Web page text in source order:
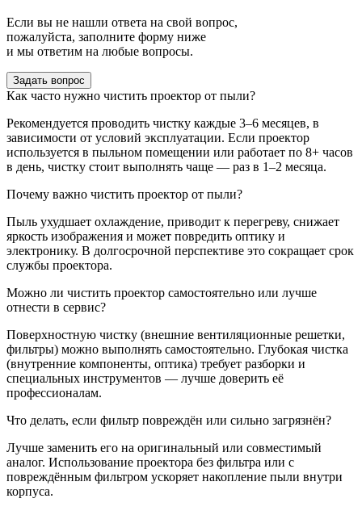
Если вы не нашли ответа на свой вопрос,
пожалуйста, заполните форму ниже
и мы ответим на любые вопросы.
Задать вопрос
Как часто нужно чистить проектор от пыли?
Рекомендуется проводить чистку каждые 3–6 месяцев, в
зависимости от условий эксплуатации. Если проектор
используется в пыльном помещении или работает по 8+ часов
в день, чистку стоит выполнять чаще — раз в 1–2 месяца.
Почему важно чистить проектор от пыли?
Пыль ухудшает охлаждение, приводит к перегреву, снижает
яркость изображения и может повредить оптику и
электронику. В долгосрочной перспективе это сокращает срок
службы проектора.
Можно ли чистить проектор самостоятельно или лучше
отнести в сервис?
Поверхностную чистку (внешние вентиляционные решетки,
фильтры) можно выполнять самостоятельно. Глубокая чистка
(внутренние компоненты, оптика) требует разборки и
специальных инструментов — лучше доверить её
профессионалам.
Что делать, если фильтр повреждён или сильно загрязнён?
Лучше заменить его на оригинальный или совместимый
аналог. Использование проектора без фильтра или с
повреждённым фильтром ускоряет накопление пыли внутри
корпуса.